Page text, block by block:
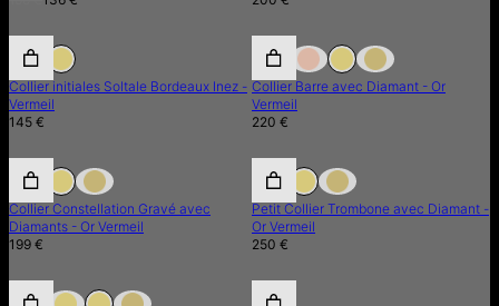
Collier initiales Soltale Bordeaux Inez -
Vermeil
145 €
PROMO
Collier Barre avec Diamant - Or
Vermeil
220 €
Collier Constellation Gravé avec
Diamants - Or Vermeil
199 €
Petit Collier Trombone avec Diamant -
Or Vermeil
250 €